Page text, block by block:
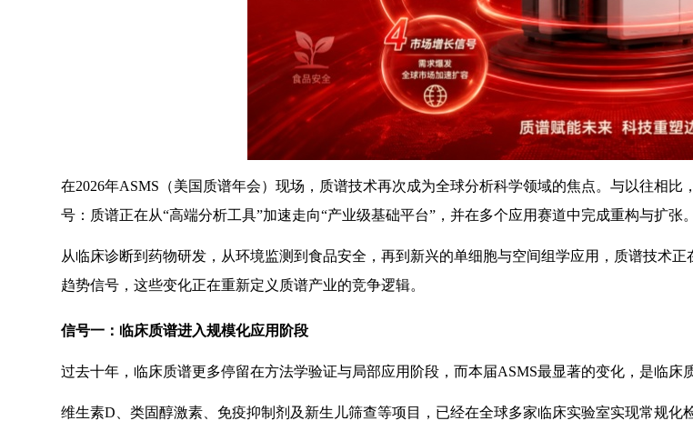
在2026年ASMS（美国质谱年会）现场，质谱技术再次成为全球分析科学领域的焦点。与以往相
号：质谱正在从“高端分析工具”加速走向“产业级基础平台”，并在多个应用赛道中完成重构与扩张。
从临床诊断到药物研发，从环境监测到食品安全，再到新兴的单细胞与空间组学应用，质谱技术
趋势信号，这些变化正在重新定义质谱产业的竞争逻辑。
信号一：临床质谱进入规模化应用阶段
过去十年，临床质谱更多停留在方法学验证与局部应用阶段，而本届ASMS最显著的变化，是临床
维生素D、类固醇激素、免疫抑制剂及新生儿筛查等项目，已经在全球多家临床实验室实现常规